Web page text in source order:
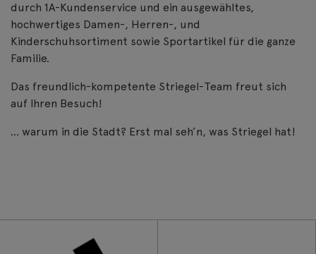
durch 1A-Kundenservice und ein ausgewähltes,
hochwertiges Damen-, Herren-, und
Kinderschuhsortiment sowie Sportartikel für die ganze
Familie.
Das freundlich-kompetente Striegel-Team freut sich
auf Ihren Besuch!
… warum in die Stadt? Erst mal seh’n, was Striegel hat!